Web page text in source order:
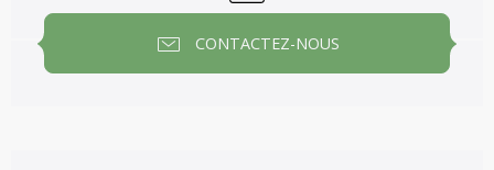
CONTACTEZ-NOUS